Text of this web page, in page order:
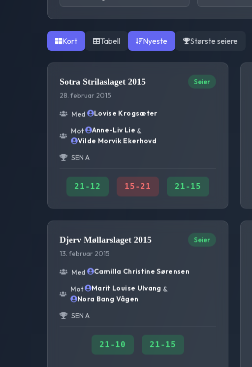
Kort Tabell Nyeste Største seiere
Sotra Strilaslaget 2015
28. februar 2015
Seier
Med
Lovise Krogsæter
Mot
Anne-Liv Lie &
Vilde Morvik Ekerhovd
SEN A
21 -12 15 -21 21 -15
Djerv Møllarslaget 2015
13. februar 2015
Seier
Med
Camilla Christine Sørensen
Mot
Marit Louise Ulvang &
Nora Bang Vågen
SEN A
21 -10 21 -15